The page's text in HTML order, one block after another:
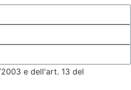
e dell'art. 13 del